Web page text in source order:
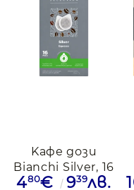
Kафе дози
Bianchi Silver, 16
дози
480€ 939лв.